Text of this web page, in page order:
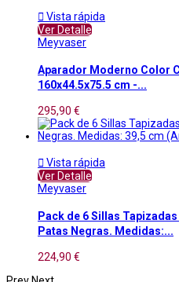
 Vista rápida
Ver Detalle
Meyvaser
Aparador Moderno Color
160x44.5x75.5 cm -...
295,90 €
 Vista rápida
Ver Detalle
Meyvaser
Pack de 6 Sillas
Patas Negras. Medidas:...
224,90 €